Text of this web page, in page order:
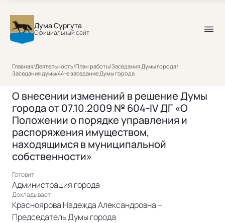
Дума Сургута
Официальный сайт
Главная/Деятельность/План работы/Заседания Думы города/
Заседания думы/44-е заседание Думы города
О внесении изменений в решение Думы
города от 07.10.2009 № 604-IV ДГ «О
Положении о порядке управления и
распоряжения имуществом,
находящимся в муниципальной
собственности»
Готовит
Администрация города
Докладывает
Красноярова Надежда Александровна –
Председатель Думы города